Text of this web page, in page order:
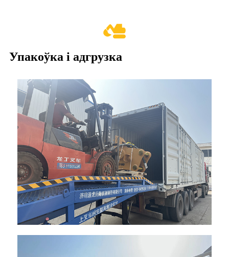
Упакоўка і адгрузка